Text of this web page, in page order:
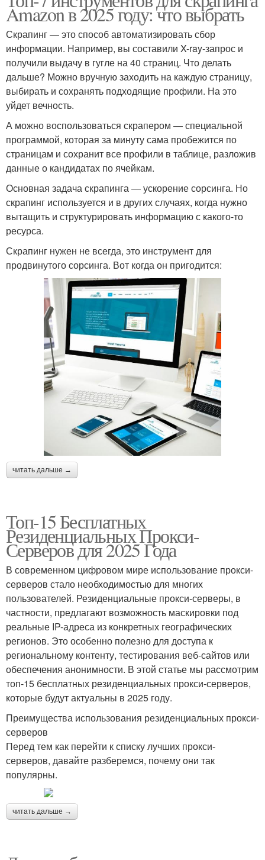
Amazon в 2025 году: что выбрать
Скрапинг — это способ автоматизировать сбор
информации. Например, вы составили X-ray-запрос и
получили выдачу в гугле на 40 страниц. Что делать
дальше? Можно вручную заходить на каждую страницу,
выбирать и сохранять подходящие профили. На это
уйдет вечность.
А можно воспользоваться скрапером — специальной
программой, которая за минуту сама пробежится по
страницам и сохранит все профили в таблице, разложив
данные о кандидатах по ячейкам.
Основная задача скрапинга — ускорение сорсинга. Но
скрапинг используется и в других случаях, когда нужно
вытащить и структурировать информацию с какого-то
ресурса.
Скрапинг нужен не всегда, это инструмент для
продвинутого сорсинга. Вот когда он пригодится:
читать дальше →
Топ-15 Бесплатных
Резиденциальных Прокси-
Серверов для 2025 Года
В современном цифровом мире использование прокси-
серверов стало необходимостью для многих
пользователей. Резиденциальные прокси-серверы, в
частности, предлагают возможность маскировки под
реальные IP-адреса из конкретных географических
регионов. Это особенно полезно для доступа к
региональному контенту, тестирования веб-сайтов или
обеспечения анонимности. В этой статье мы рассмотрим
топ-15 бесплатных резиденциальных прокси-серверов,
которые будут актуальны в 2025 году.
Преимущества использования резиденциальных прокси-
серверов
Перед тем как перейти к списку лучших прокси-
серверов, давайте разберемся, почему они так
популярны.
читать дальше →